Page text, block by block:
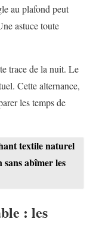
au plafond peut
astuce toute
trace de la nuit. Le
Cette alternance,
les temps de
textile naturel
abîmer les
: les